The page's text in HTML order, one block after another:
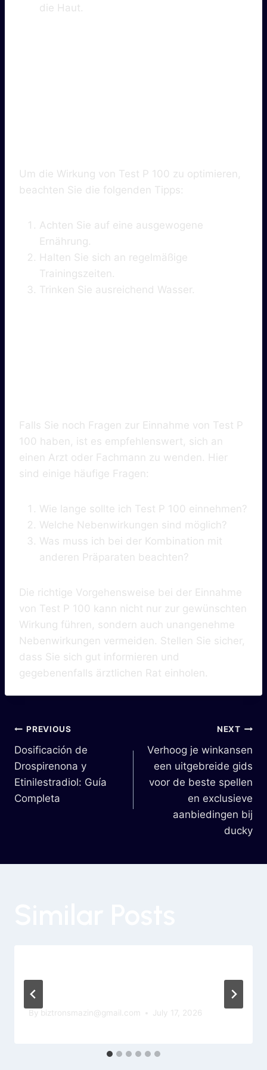
die Haut.
Um die Wirkung von Test P 100 zu optimieren,
beachten Sie die folgenden Tipps:
Achten Sie auf eine ausgewogene
Ernährung.
Halten Sie sich an regelmäßige
Trainingszeiten.
Trinken Sie ausreichend Wasser.
Falls Sie noch Fragen zur Einnahme von Test P
100 haben, ist es empfehlenswert, sich an
einen Arzt oder Fachmann zu wenden. Hier
sind einige häufige Fragen:
Wie lange sollte ich Test P 100 einnehmen?
Welche Nebenwirkungen sind möglich?
Was muss ich bei der Kombination mit
anderen Präparaten beachten?
Die richtige Vorgehensweise bei der Einnahme
von Test P 100 kann nicht nur zur gewünschten
Wirkung führen, sondern auch unangenehme
Nebenwirkungen vermeiden. Stellen Sie sicher,
dass Sie sich gut informieren und
gegebenenfalls ärztlichen Rat einholen.
PREVIOUS
Dosificación de
Drospirenona y
Etinilestradiol: Guía
Completa
NEXT
Verhoog je winkansen
een uitgebreide gids
voor de beste spellen
en exclusieve
aanbiedingen bij
ducky
Betreffende Dem 19 Betaallijnen
Gokkast Online Pragmatic Play
By biztronsmazin@gmail.com July 17, 2026